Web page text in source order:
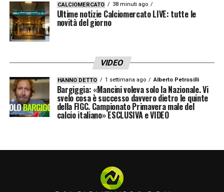
CALCIOMERCATO 38 minuti ago
Ultime notizie Calciomercato LIVE: tutte le
novità del giorno
VIDEO
HANNO DETTO 1 settimana ago Alberto Petrosilli
Bargiggia: «Mancini voleva solo la Nazionale. Vi
svelo cosa è successo davvero dietro le quinte
della FIGC. Campionato Primavera male del
calcio italiano» ESCLUSIVA e VIDEO